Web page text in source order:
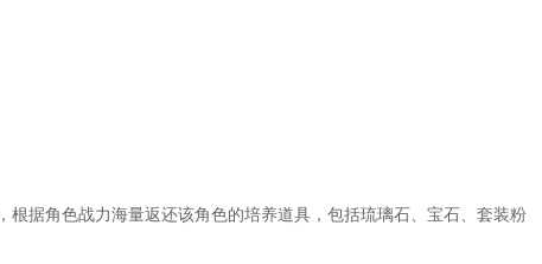
天就出了。也有人花了400块钱没洗出变异。
器时间可看当前时间。
赠20元宝的贺卡。
有经验拿，反正不影响什么。
据角色战力海量返还该角色的培养道具，包括琉璃石、宝石、套装粉